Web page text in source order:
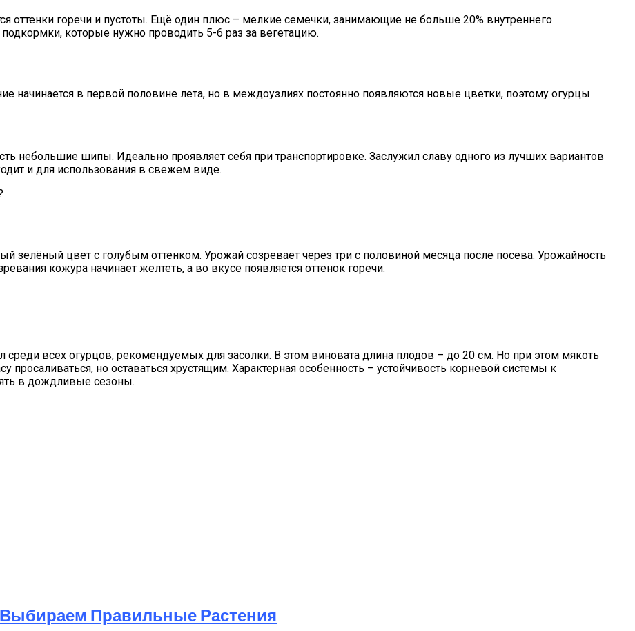
оттенки горечи и пустоты. Ещё один плюс – мелкие семечки, занимающие не больше 20% внутреннего
которые нужно проводить 5-6 раз за вегетацию.
начинается в первой половине лета, но в междоузлиях постоянно появляются новые цветки, поэтому огурцы
небольшие шипы. Идеально проявляет себя при транспортировке. Заслужил славу одного из лучших вариантов
и для использования в свежем виде.
цвет с голубым оттенком. Урожай созревает через три с половиной месяца после посева. Урожайность
кожура начинает желтеть, а во вкусе появляется оттенок горечи.
всех огурцов, рекомендуемых для засолки. В этом виновата длина плодов – до 20 см. Но при этом мякоть
просаливаться, но оставаться хрустящим. Характерная особенность – устойчивость корневой системы к
в дождливые сезоны.
Правильные Растения